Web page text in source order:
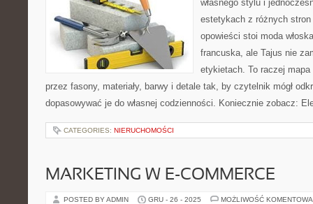
własnego stylu i
estetykach z różnych
opowieści stoi moda
francuska, ale Tajus nie
etykietach. To raczej
przez fasony, materiały, barwy i detale tak, by czytelnik mógł
dopasowywać je do własnej codzienności. Koniecznie zobacz:
CATEGORIES: NIERUCHOMOŚCI
MARKETING W E-COMMERCE
POSTED BY ADMIN GRU - 26 - 2025 MOŻLIWOŚĆ